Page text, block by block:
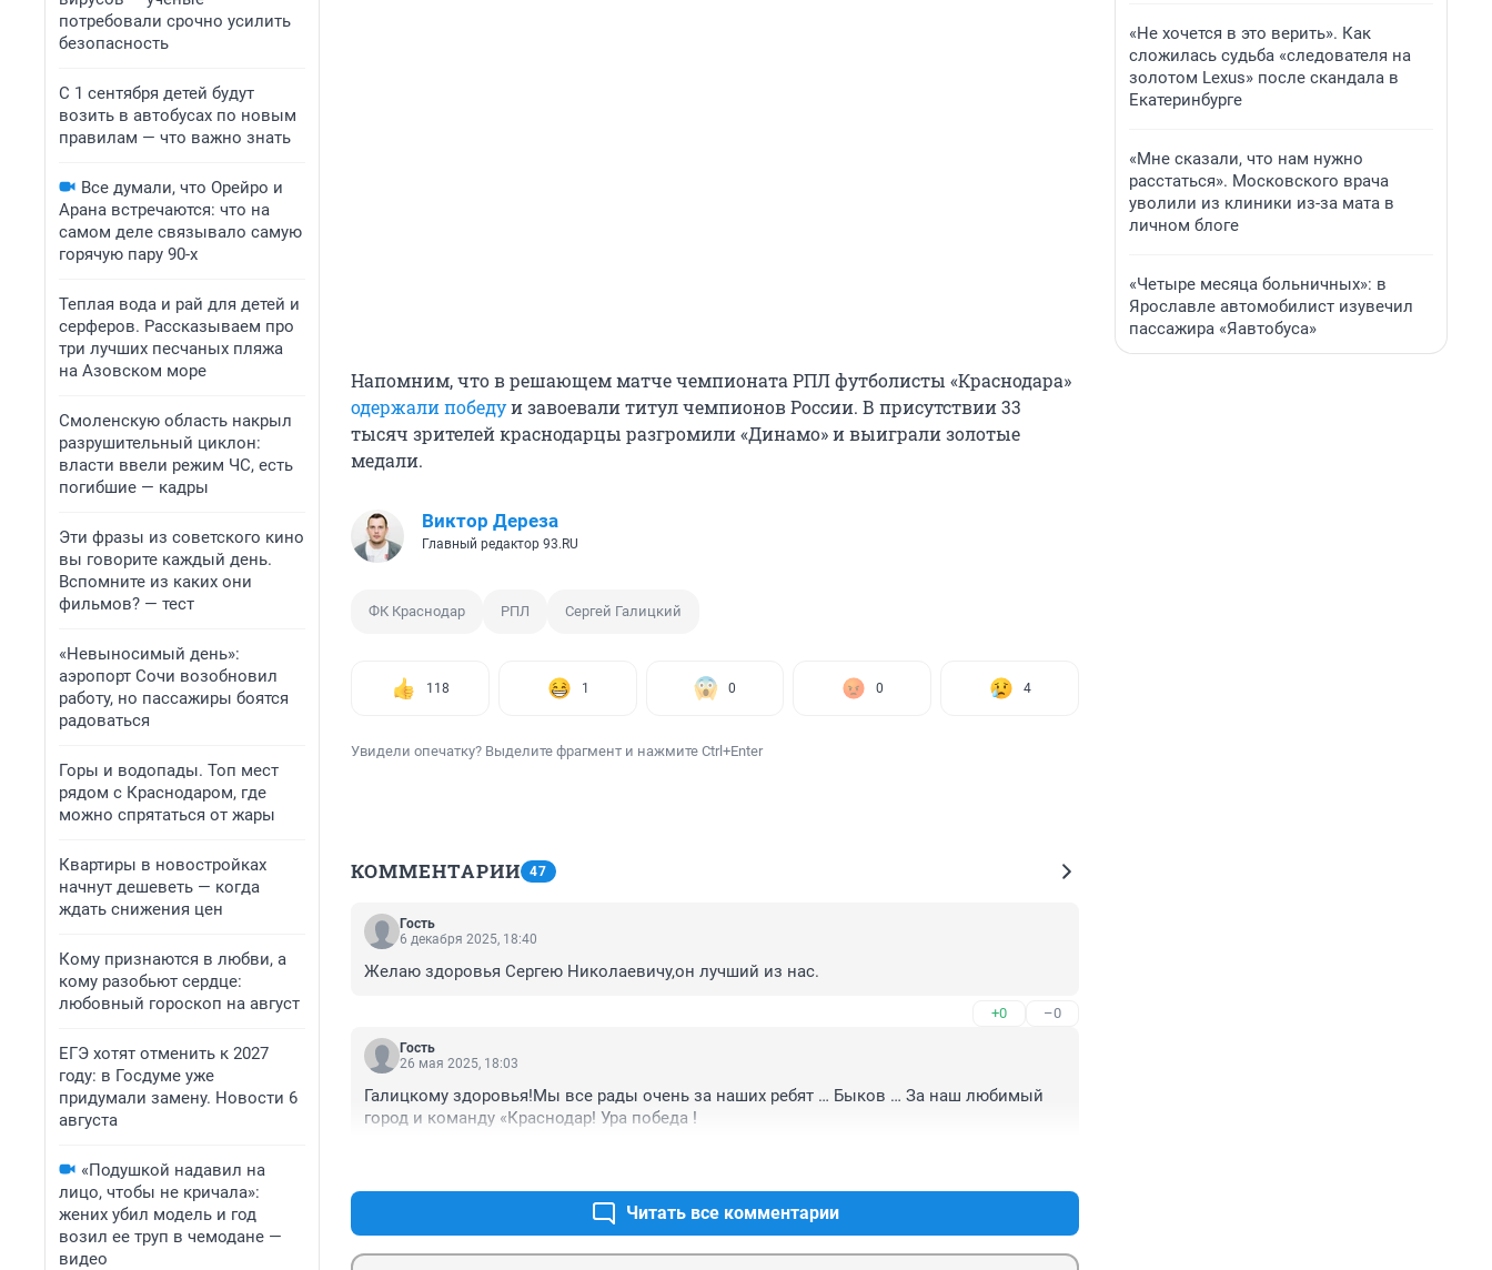
потребовали срочно усилить
безопасность
С 1 сентября детей будут
возить в автобусах по новым
правилам — что важно знать
Все думали, что Орейро и
Арана встречаются: что на
самом деле связывало самую
горячую пару 90-х
Теплая вода и рай для детей и
серферов. Рассказываем про
три лучших песчаных пляжа
на Азовском море
Смоленскую область накрыл
разрушительный циклон:
власти ввели режим ЧС, есть
погибшие — кадры
Эти фразы из советского кино
вы говорите каждый день.
Вспомните из каких они
фильмов? — тест
«Невыносимый день»:
аэропорт Сочи возобновил
работу, но пассажиры боятся
радоваться
Горы и водопады. Топ мест
рядом с Краснодаром, где
можно спрятаться от жары
Квартиры в новостройках
начнут дешеветь — когда
ждать снижения цен
Кому признаются в любви, а
кому разобьют сердце:
любовный гороскоп на август
ЕГЭ хотят отменить к 2027
году: в Госдуме уже
придумали замену. Новости 6
августа
«Подушкой надавил на
лицо, чтобы не кричала»:
жених убил модель и год
возил ее труп в чемодане —
видео
Напомним, что в решающем матче чемпионата РПЛ футболисты «Краснодара»
одержали победуи завоевали титул чемпионов России. В присутствии 33
тысяч зрителей краснодарцы разгромили «Динамо» и выиграли золотые
медали.
Виктор Дереза
Главный редактор 93.RU
ФК Краснодар РПЛ Сергей Галицкий
118 1 0 0 4
Увидели опечатку? Выделите фрагмент и нажмите Ctrl+Enter
КОММЕНТАРИИ 47
Гость
6 декабря 2025, 18:40
Желаю здоровья Сергею Николаевичу,он лучший из нас.
+0 –0
Гость
26 мая 2025, 18:03
Галицкому здоровья!Мы все рады очень за наших ребят … Быков … За наш любимый
город и команду «Краснодар! Ура победа !
Читать все комментарии
«Не хочется в это верить». Как
сложилась судьба «следователя на
золотом Lexus» после скандала в
Екатеринбурге
«Мне сказали, что нам нужно
расстаться». Московского врача
уволили из клиники из-за мата в
личном блоге
«Четыре месяца больничных»: в
Ярославле автомобилист изувечил
пассажира «Яавтобуса»